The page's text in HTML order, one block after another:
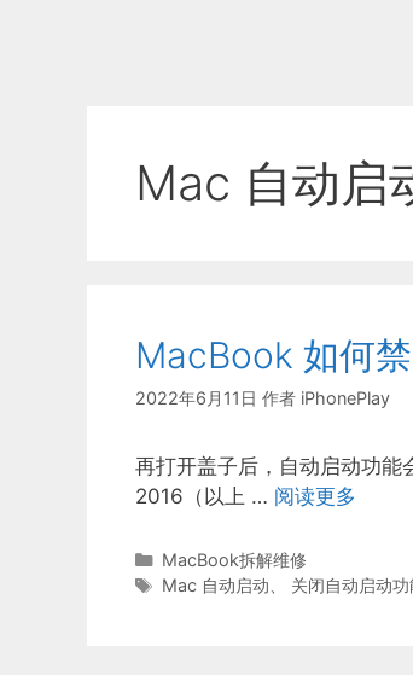
Mac 自动启
MacBook 如何
2022年6月11日 作者 iPhonePlay
再打开盖子后，自动启动功能
2016（以上 … 阅读更多
分
类
MacBook拆解维修
标
Mac 自动启动 关闭自动启动功